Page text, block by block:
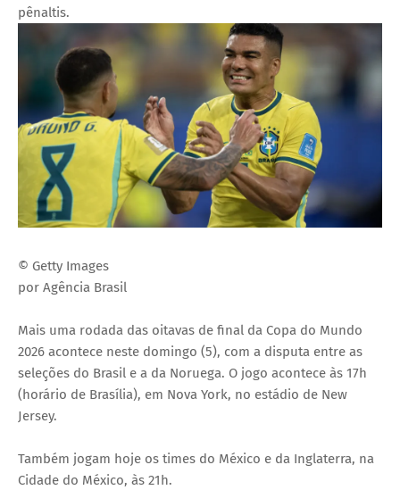
pênaltis.
© Getty Images
por Agência Brasil
Mais uma rodada das oitavas de final da Copa do Mundo
2026 acontece neste domingo (5), com a disputa entre as
seleções do Brasil e a da Noruega. O jogo acontece às 17h
(horário de Brasília), em Nova York, no estádio de New
Jersey.
Também jogam hoje os times do México e da Inglaterra, na
Cidade do México, às 21h.